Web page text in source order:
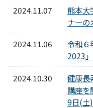
2024.11.07
熊本大
ナーの
2024.11.06
令和６
2023
2024.10.30
健康長
講座を
9日(土)